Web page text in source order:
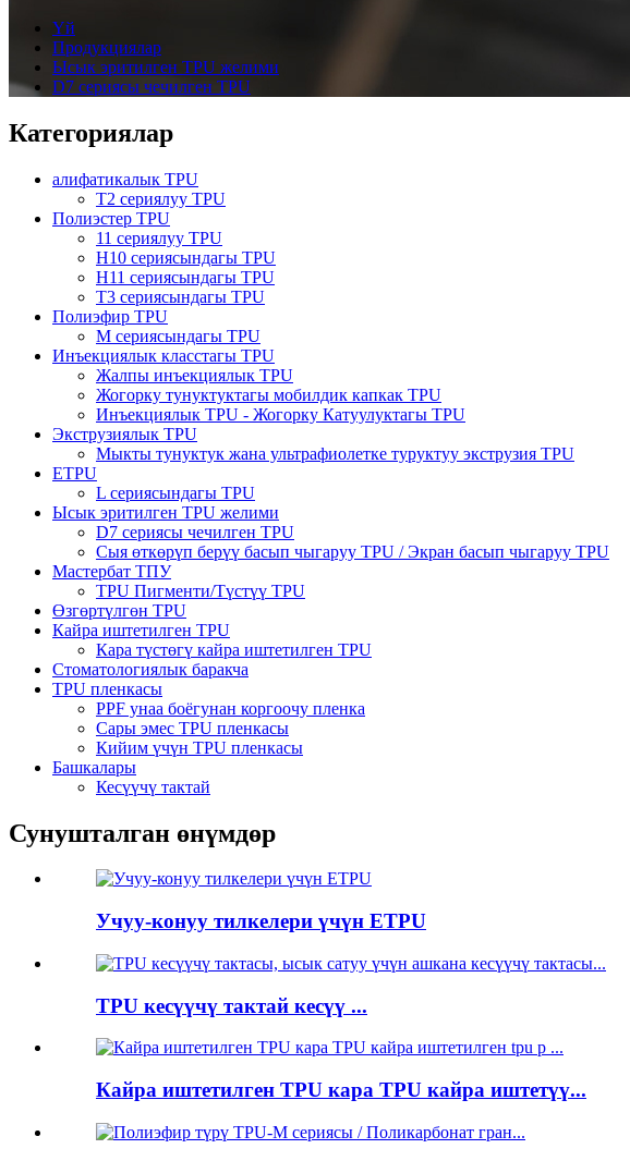
Үй
Продукциялар
Ысык эритилген TPU желими
D7 сериясы чечилген TPU
Категориялар
алифатикалык TPU
T2 сериялуу TPU
Полиэстер TPU
11 сериялуу TPU
H10 сериясындагы TPU
H11 сериясындагы TPU
T3 сериясындагы TPU
Полиэфир TPU
M сериясындагы TPU
Инъекциялык класстагы TPU
Жалпы инъекциялык TPU
Жогорку тунуктуктагы мобилдик капкак TPU
Инъекциялык TPU - Жогорку Катуулуктагы TPU
Экструзиялык TPU
Мыкты тунуктук жана ультрафиолетке туруктуу экструзия TPU
ETPU
L сериясындагы TPU
Ысык эритилген TPU желими
D7 сериясы чечилген TPU
Сыя өткөрүп берүү басып чыгаруу TPU / Экран басып чыгаруу TPU
Мастербат ТПУ
TPU Пигменти/Түстүү TPU
Өзгөртүлгөн TPU
Кайра иштетилген TPU
Кара түстөгү кайра иштетилген TPU
Стоматологиялык баракча
TPU пленкасы
PPF унаа боёгунан коргоочу пленка
Сары эмес TPU пленкасы
Кийим үчүн TPU пленкасы
Башкалары
Кесүүчү тактай
Сунушталган өнүмдөр
Учуу-конуу тилкелери үчүн ETPU
TPU кесүүчү тактай кесүү ...
Кайра иштетилген TPU кара TPU кайра иштетүү...